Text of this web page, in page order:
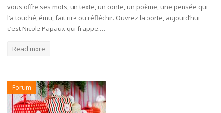
vous offre ses mots, un texte, un conte, un poème, une pensée qui
l’a touché, ému, fait rire ou réfléchir. Ouvrez la porte, aujourd’hui
c’est Nicole Papaux qui frappe.…
Read more
Forum